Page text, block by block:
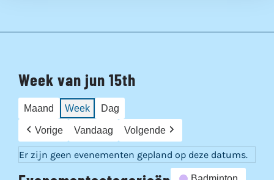
Week van jun 15th
Maand Week Dag
Vorige Vandaag Volgende
Er zijn geen evenementen gepland op deze datums.